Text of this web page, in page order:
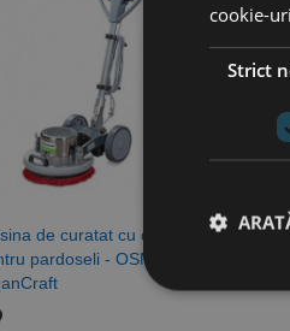
de curatat cu disc
pardoseli - OSM 431,
cookie-
Strict